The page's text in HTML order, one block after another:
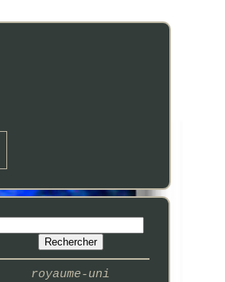
royaume-uni